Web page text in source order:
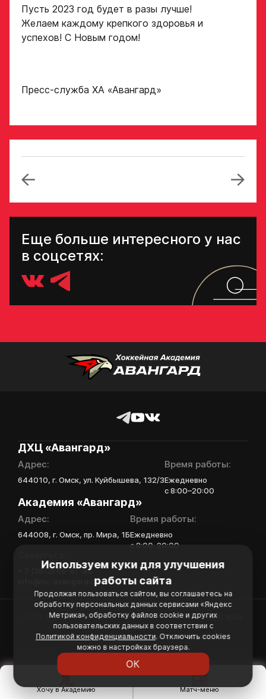
Используем куки для улучшения
работы сайта
Продолжая пользоваться сайтом, вы соглашаетесь на
обработку персональных данных сервисами «Яндекс
Метрика», обработку файлов cookie и других
пользовательских данных в соответствии с
Политикой конфиденциальности. Отключить cookies
можно в настройках браузера.
ОК
Хочу в Академию Матч-меню
Пусть 2023 год будет в разы лучше!
Желаем каждому крепкого здоровья и
успехов! С Новым годом!
Пресс-служба ХА «Авангард»
Еще больше интересного у нас
в соцсетях:
Отправленная заявка
попадает в базу
скаутского отдела
представителем игрока
представителя
вы принимаете
данных
Ассоциации
попадает в базу
скаутского отдела
Академии «Авангард»
в заявке номеру!
ДХЦ «Авангард»
Адрес:
644010, г. Омск, ул. Куйбышева, 132/3
Время работы:
Ежедневно
с 8:00–20:00
Академия «Авангард»
Адрес:
644008, г. Омск, пр. Мира, 1Б
Время работы:
Ежедневно
с 8:00-20:00
+ 7 (3812) 66-67-80
info@hc-avangard.com
2026. Официальный сайт Хоккейной Академии «Авангард»
Политика конфиденциальности
Политика обработки персональных данных